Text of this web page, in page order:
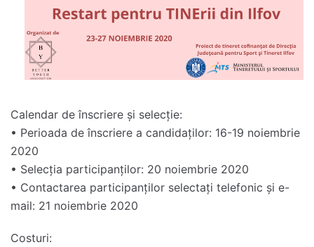
Calendar de înscriere și selecție:
• Perioada de înscriere a candidaților: 16-19 noiembrie
2020
• Selecția participanților: 20 noiembrie 2020
• Contactarea participanților selectați telefonic și e-
mail: 21 noiembrie 2020
Costuri: